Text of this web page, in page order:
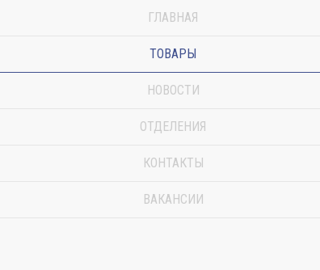
ГЛАВНАЯ
ТОВАРЫ
НОВОСТИ
ОТДЕЛЕНИЯ
КОНТАКТЫ
ВАКАНСИИ